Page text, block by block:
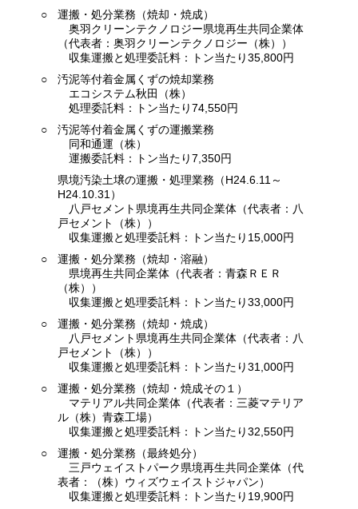
○
運搬・処分業務（焼却・焼成）
奥羽クリーンテクノロジー県境再生共同企業体
（代表者：奥羽クリーンテクノロジー（株））
収集運搬と処理委託料：トン当たり35,800円
○
汚泥等付着金属くずの焼却業務
エコシステム秋田（株）
処理委託料：トン当たり74,550円
○
汚泥等付着金属くずの運搬業務
同和通運（株）
運搬委託料：トン当たり7,350円
県境汚染土壌の運搬・処理業務（H24.6.11～
H24.10.31）
八戸セメント県境再生共同企業体（代表者：八
戸セメント（株））
収集運搬と処理委託料：トン当たり15,000円
○
運搬・処分業務（焼却・溶融）
県境再生共同企業体（代表者：青森ＲＥＲ
（株））
収集運搬と処理委託料：トン当たり33,000円
○
運搬・処分業務（焼却・焼成）
八戸セメント県境再生共同企業体（代表者：八
戸セメント（株））
収集運搬と処理委託料：トン当たり31,000円
○
運搬・処分業務（焼却・焼成その１）
マテリアル共同企業体（代表者：三菱マテリア
ル（株）青森工場）
収集運搬と処理委託料：トン当たり32,550円
○
運搬・処分業務（最終処分）
三戸ウェイストパーク県境再生共同企業体（代
表者：（株）ウィズウェイストジャパン）
収集運搬と処理委託料：トン当たり19,900円